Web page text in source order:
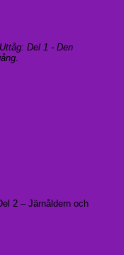
Del 1 - Den
2 – Järnåldern och